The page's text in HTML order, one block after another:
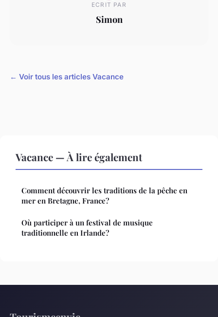
ECRIT PAR
Simon
← Voir tous les articles Vacance
Vacance — À lire également
Comment découvrir les traditions de la pêche en
mer en Bretagne, France?
Où participer à un festival de musique
traditionnelle en Irlande?